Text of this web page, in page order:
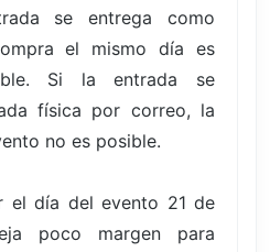
se entrega como
el mismo día es
Si la entrada se
física por correo, la
no es posible.
el día del evento 21 de
poco margen para